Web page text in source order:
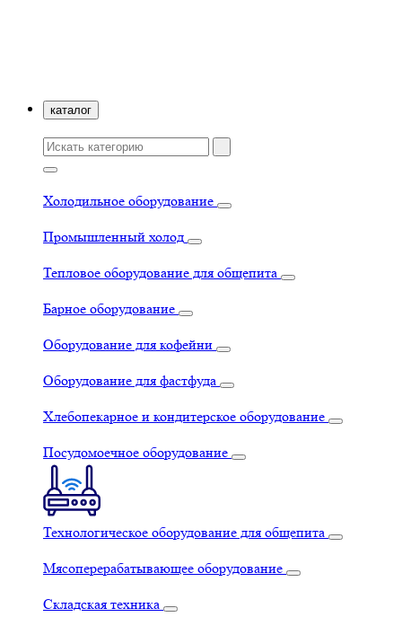
каталог
Холодильное оборудование
Промышленный холод
Тепловое оборудование для общепита
Барное оборудование
Оборудование для кофейни
Оборудование для фастфуда
Хлебопекарное и кондитерское оборудование
Посудомоечное оборудование
Технологическое оборудование для общепита
Мясоперерабатывающее оборудование
Складская техника